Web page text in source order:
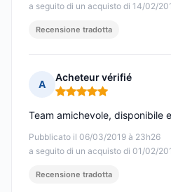
a seguito di un acquisto di 14/02/
Recensione tradotta
A
Acheteur vérifié
Nota: 5 su 5
Pubblicato il 06/03/2019 à 23h26
a seguito di un acquisto di 01/02/
Team amichevole, disponibile
Recensione tradotta